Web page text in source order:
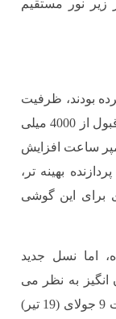
زیر نور مستقیم
بودند، ظرفیت
باتری گلکسی زد فلیپ 7 با یک جهش قابل قبول از 4000 میلی
ششم، به 4300 میلی آمپر ساعت افزایش
بهینه تر،
برای این گوشی
اما نسل جدید
به نظر می
رسند. تاریخ رسمی رونمایی از این محصولات 9 جولای (19 تیر)